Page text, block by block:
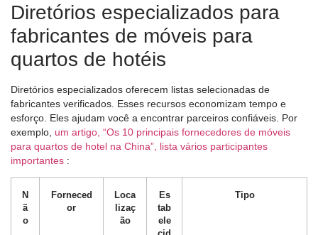
Diretórios especializados para
fabricantes de móveis para
quartos de hotéis
Diretórios especializados oferecem listas selecionadas de
fabricantes verificados. Esses recursos economizam tempo e
esforço. Eles ajudam você a encontrar parceiros confiáveis. Por
exemplo, um artigo, “Os 10 principais fornecedores de móveis
para quartos de hotel na China”, lista vários participantes
importantes :
N
ã
o
Forneced
or
Loca
lizaç
ão
Es
tab
ele
Tipo